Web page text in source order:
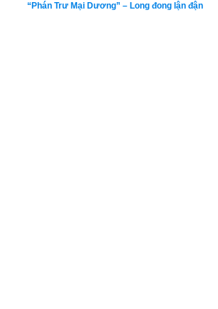
“Phán Trư Mại Dương” – Long đong lận đận